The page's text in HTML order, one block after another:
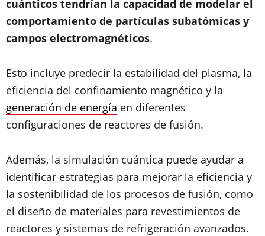
cuánticos tendrían la capacidad de modelar el
comportamiento de partículas subatómicas y
campos electromagnéticos.
Esto incluye predecir la estabilidad del plasma, la
eficiencia del confinamiento magnético y la
generación de energía en diferentes
configuraciones de reactores de fusión.
Además, la simulación cuántica puede ayudar a
identificar estrategias para mejorar la eficiencia y
la sostenibilidad de los procesos de fusión, como
el diseño de materiales para revestimientos de
reactores y sistemas de refrigeración avanzados.